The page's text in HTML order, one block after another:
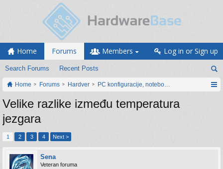
Home Forums
Search Forums Recent Posts
Members Log in or Sign up
Home Forums Hardver PC konfiguracije, notebook računari, servis
Velike razlike između temperatura
jezgara
1 2 3 4 Next >
Sena
Veteran foruma